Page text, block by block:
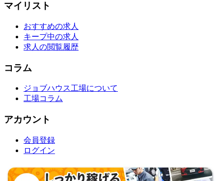
マイリスト
おすすめの求人
キープ中の求人
求人の閲覧履歴
コラム
ジョブハウス工場について
工場コラム
アカウント
会員登録
ログイン